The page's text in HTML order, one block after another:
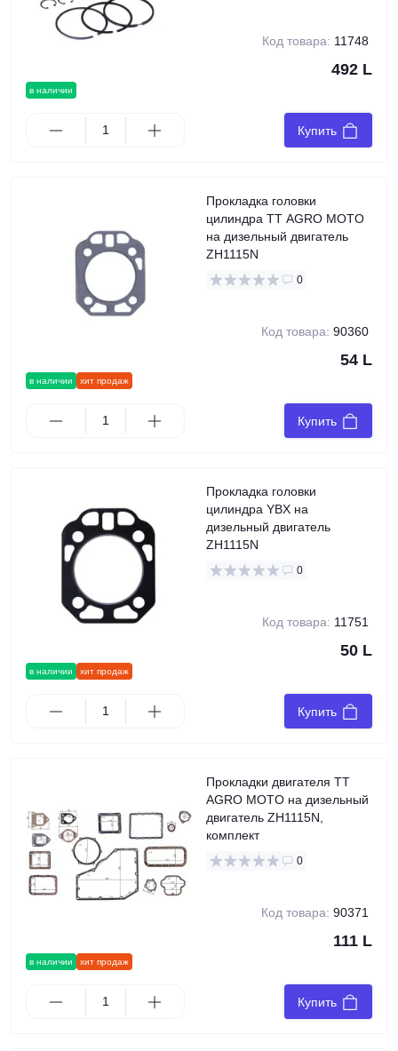
в наличии
Код товара: 11748
492 L
Купить
в наличии хит продаж
Прокладка головки
цилиндра TT AGRO MOTO
на дизельный двигатель
ZH1115N
0
Код товара: 90360
54 L
Купить
в наличии хит продаж
Прокладка головки
цилиндра YBX на
дизельный двигатель
ZH1115N
0
Код товара: 11751
50 L
Купить
в наличии хит продаж
Прокладки двигателя TT
AGRO MOTO на дизельный
двигатель ZH1115N,
комплект
0
Код товара: 90371
111 L
Купить